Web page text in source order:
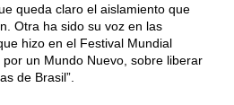
queda claro el aislamiento que
Otra ha sido su voz en las
hizo en el Festival Mundial
un Mundo Nuevo, sobre liberar
de Brasil”.